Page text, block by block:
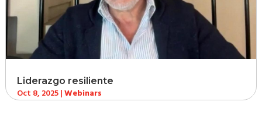
Liderazgo resiliente
Oct 8, 2025|Webinars